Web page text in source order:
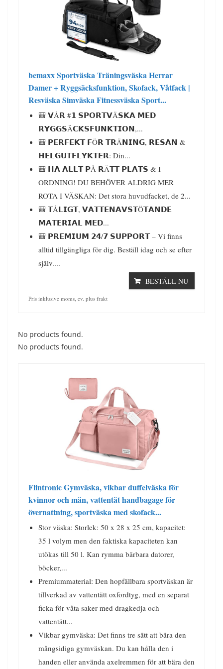
bemaxx Sportväska Träningsväska Herrar
Damer + Ryggsäcksfunktion, Skofack, Våtfack |
Resväska Simväska Fitnessväska Sport...
🎒 𝗩Å𝗥 #𝟭 𝗦𝗣𝗢𝗥𝗧𝗩Ä𝗦𝗞𝗔 𝗠𝗘𝗗
𝗥𝗬𝗚𝗚𝗦Ä𝗖𝗞𝗦𝗙𝗨𝗡𝗞𝗧𝗜𝗢𝗡,...
🎒 𝗣𝗘𝗥𝗙𝗘𝗞𝗧 𝗙Ö𝗥 𝗧𝗥Ä𝗡𝗜𝗡𝗚, 𝗥𝗘𝗦𝗔𝗡 &
𝗛𝗘𝗟𝗚𝗨𝗧𝗙𝗟𝗬𝗞𝗧𝗘𝗥: Din...
🎒 𝗛𝗔 𝗔𝗟𝗟𝗧 𝗣Å 𝗥Ä𝗧𝗧 𝗣𝗟𝗔𝗧𝗦 & I
ORDNING! DU BEHÖVER ALDRIG MER
ROTA I VÄSKAN: Det stora huvudfacket, de 2...
🎒 𝗧Å𝗟𝗜𝗚𝗧, 𝗩𝗔𝗧𝗧𝗘𝗡𝗔𝗩𝗦𝗧Ö𝗧𝗔𝗡𝗗𝗘
𝗠𝗔𝗧𝗘𝗥𝗜𝗔𝗟 𝗠𝗘𝗗...
🎒 𝗣𝗥𝗘𝗠𝗜𝗨𝗠 𝟮𝟰/𝟳 𝗦𝗨𝗣𝗣𝗢𝗥𝗧 – Vi finns
alltid tillgängliga för dig. Beställ idag och se efter
själv....
BESTÄLL NU
Pris inklusive moms, ev. plus frakt
No products found.
No products found.
Flintronic Gymväska, vikbar duffelväska för
kvinnor och män, vattentät handbagage för
övernattning, sportväska med skofack...
Stor väska: Storlek: 50 x 28 x 25 cm, kapacitet:
35 l volym men den faktiska kapaciteten kan
utökas till 50 l. Kan rymma bärbara datorer,
böcker,...
Premiummaterial: Den hopfällbara sportväskan är
tillverkad av vattentätt oxfordtyg, med en separat
ficka för våta saker med dragkedja och
vattentätt...
Vikbar gymväska: Det finns tre sätt att bära den
mångsidiga gymväskan. Du kan hålla den i
handen eller använda axelremmen för att bära den